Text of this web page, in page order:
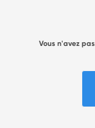
Vous n'avez